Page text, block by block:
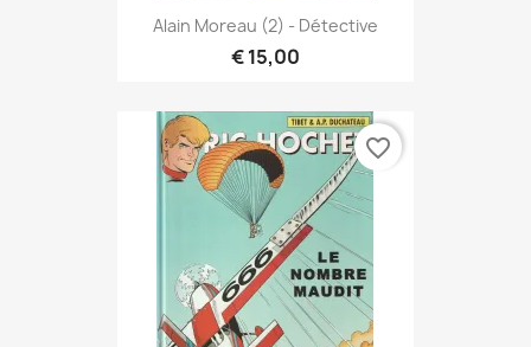
Alain Moreau (2) - Détective
€ 15,00
favorite_border